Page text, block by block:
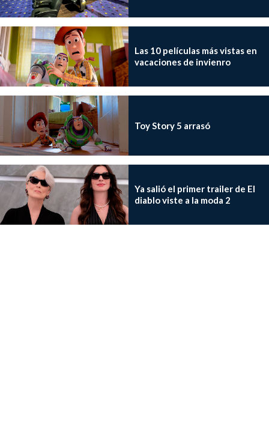
Las 10 películas más vistas en
vacaciones de invienro
Toy Story 5 arrasó
Ya salió el primer trailer de El
diablo viste a la moda 2